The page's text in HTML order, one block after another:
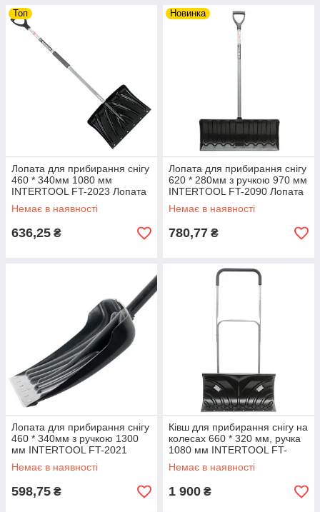
Топ
Лопата для прибирання снігу
460 * 340мм 1080 мм
INTERTOOL FT-2023 Лопата
для снігу riven
Немає в наявності
636,25 ₴
Новинка
Лопата для прибирання снігу
620 * 280мм з ручкою 970 мм
INTERTOOL FT-2090 Лопата
для снігу riven
Немає в наявності
780,77 ₴
Лопата для прибирання снігу
460 * 340мм з ручкою 1300
мм INTERTOOL FT-2021
riven
Немає в наявності
598,75 ₴
Ківш для прибирання снігу на
колесах 660 * 320 мм, ручка
1080 мм INTERTOOL FT-
2095 riven
Немає в наявності
1 900 ₴